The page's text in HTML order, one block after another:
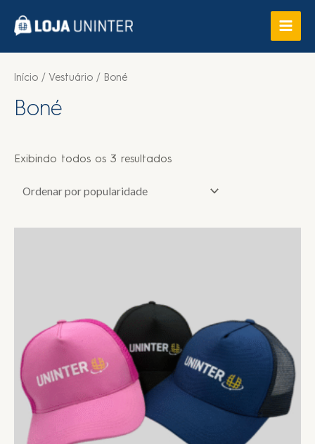
Início / Vestuário / Boné
Boné
Exibindo todos os 3 resultados